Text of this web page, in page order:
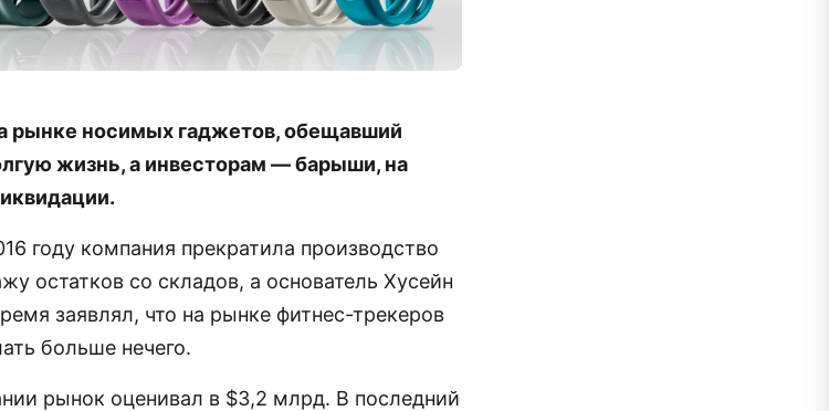
рынке носимых гаджетов, обещавший
жизнь, а инвесторам — барыши, на
году компания прекратила производство
остатков со складов, а основатель Хусейн
заявлял, что на рынке фитнес-трекеров
больше нечего.
рынок оценивал в $3,2 млрд. В последний